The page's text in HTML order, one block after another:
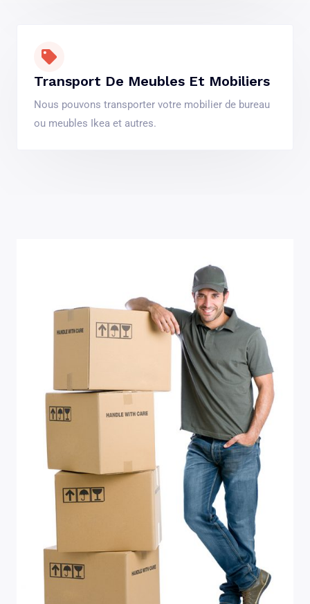
Transport De Meubles Et Mobiliers
Nous pouvons transporter votre mobilier de bureau
ou meubles Ikea et autres.